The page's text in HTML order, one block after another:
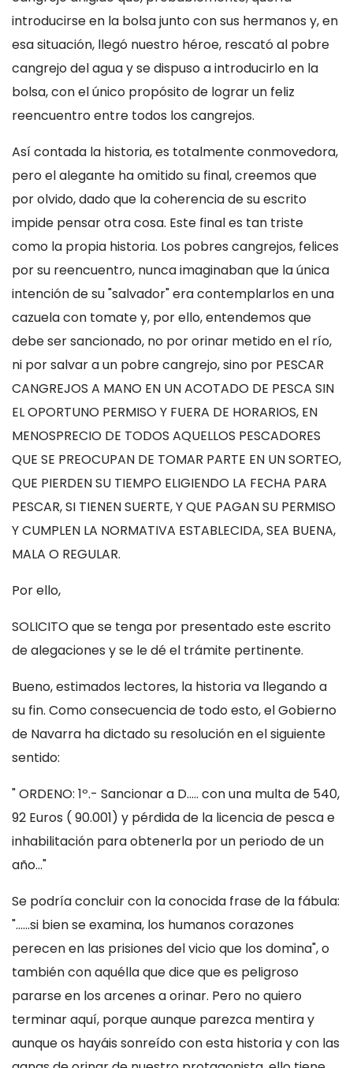
introducirse en la bolsa junto con sus hermanos y, en
esa situación, llegó nuestro héroe, rescató al pobre
cangrejo del agua y se dispuso a introducirlo en la
bolsa, con el único propósito de lograr un feliz
reencuentro entre todos los cangrejos.
Así contada la historia, es totalmente conmovedora,
pero el alegante ha omitido su final, creemos que
por olvido, dado que la coherencia de su escrito
impide pensar otra cosa. Este final es tan triste
como la propia historia. Los pobres cangrejos, felices
por su reencuentro, nunca imaginaban que la única
intención de su "salvador" era contemplarlos en una
cazuela con tomate y, por ello, entendemos que
debe ser sancionado, no por orinar metido en el río,
ni por salvar a un pobre cangrejo, sino por PESCAR
CANGREJOS A MANO EN UN ACOTADO DE PESCA SIN
EL OPORTUNO PERMISO Y FUERA DE HORARIOS, EN
MENOSPRECIO DE TODOS AQUELLOS PESCADORES
QUE SE PREOCUPAN DE TOMAR PARTE EN UN SORTEO,
QUE PIERDEN SU TIEMPO ELIGIENDO LA FECHA PARA
PESCAR, SI TIENEN SUERTE, Y QUE PAGAN SU PERMISO
Y CUMPLEN LA NORMATIVA ESTABLECIDA, SEA BUENA,
MALA O REGULAR.
Por ello,
SOLICITO que se tenga por presentado este escrito
de alegaciones y se le dé el trámite pertinente.
Bueno, estimados lectores, la historia va llegando a
su fin. Como consecuencia de todo esto, el Gobierno
de Navarra ha dictado su resolución en el siguiente
sentido:
" ORDENO: 1º.- Sancionar a D..... con una multa de 540,
92 Euros ( 90.001) y pérdida de la licencia de pesca e
inhabilitación para obtenerla por un periodo de un
año..."
Se podría concluir con la conocida frase de la fábula:
"......si bien se examina, los humanos corazones
perecen en las prisiones del vicio que los domina", o
también con aquélla que dice que es peligroso
pararse en los arcenes a orinar. Pero no quiero
terminar aquí, porque aunque parezca mentira y
aunque os hayáis sonreído con esta historia y con las